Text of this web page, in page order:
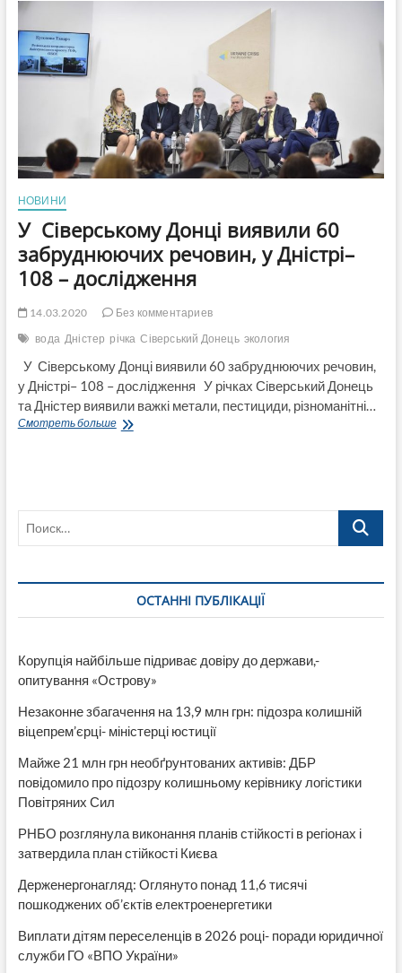
НОВИНИ
У Сіверському Донці виявили 60
забруднюючих речовин, у Дністрі–
108 – дослідження
14.03.2020
Без комментариев
вода Дністер річка Сіверський Донець экология
У Сіверському Донці виявили 60 забруднюючих речовин,
у Дністрі– 108 – дослідження У річках Сіверський Донець
та Дністер виявили важкі метали, пестициди, різноманітні…
Смотреть большеУ
–
дослідження
Поиск…
ОСТАННІ ПУБЛІКАЦІЇ
Корупція найбільше підриває довіру до держави,-
опитування «Острову»
Незаконне збагачення на 13,9 млн грн: підозра колишній
віцепрем’єрці- міністерці юстиції
Майже 21 млн грн необґрунтованих активів: ДБР
повідомило про підозру колишньому керівнику логістики
Повітряних Сил
РНБО розглянула виконання планів стійкості в регіонах і
затвердила план стійкості Києва
Держенергонагляд: Оглянуто понад 11,6 тисячі
пошкоджених об’єктів електроенергетики
Виплати дітям переселенців в 2026 році- поради юридичної
служби ГО «ВПО України»